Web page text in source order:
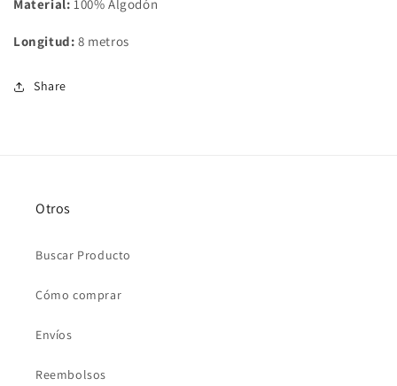
Material: 100% Algodón
Longitud: 8 metros
Share
Otros
Buscar Producto
Cómo comprar
Envíos
Reembolsos